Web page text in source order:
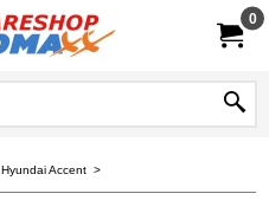
0
Hyundai Accent >